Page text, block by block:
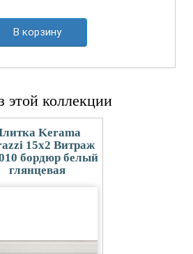
В корзину
этой коллекции
Kerama
15x2 Витраж
бордюр белый
глянцевая